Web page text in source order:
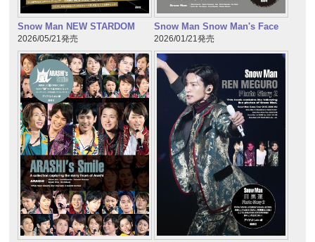
Snow Man NEW STARDOM
2026/05/21発売
Snow Man Snow Man's Face
2026/01/21発売